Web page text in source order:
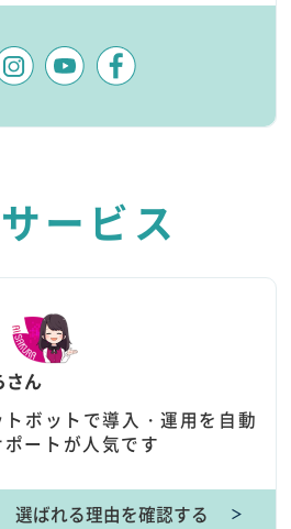
ービス
さん
ボットで導入・運用を自動
ートが人気です
選ばれる理由を確認する ＞